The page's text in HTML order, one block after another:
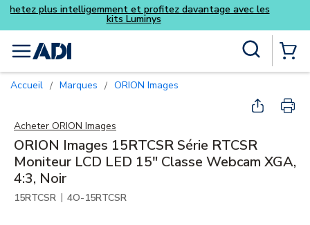
Skip to main content
Achetez plus intelligemment et
menu
Accueil / Marques / ORION Images
Acheter ORION Images
ORION Images 15RTCSR Série RTCSR
Moniteur LCD LED 15" Classe Webcam XGA,
4:3, Noir
15RTCSR | 4O-15RTCSR